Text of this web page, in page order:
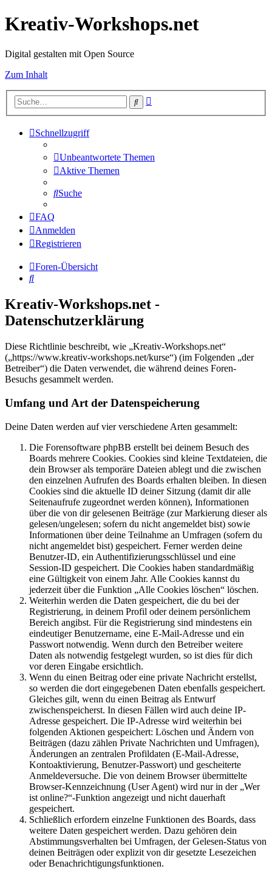
Kreativ-Workshops.net
Digital gestalten mit Open Source
Zum Inhalt
Suche
Schnellzugriff
Unbeantwortete Themen
Aktive Themen
Suche
FAQ
Anmelden
Registrieren
Foren-Übersicht
Suche
Kreativ-Workshops.net -
Datenschutzerklärung
Diese Richtlinie beschreibt, wie „Kreativ-Workshops.net“
(„https://www.kreativ-workshops.net/kurse“) (im Folgenden „der
Betreiber“) die Daten verwendet, die während deines Foren-
Besuchs gesammelt werden.
Umfang und Art der Datenspeicherung
Deine Daten werden auf vier verschiedene Arten gesammelt:
Die Forensoftware phpBB erstellt bei deinem Besuch des
Boards mehrere Cookies. Cookies sind kleine Textdateien, die
dein Browser als temporäre Dateien ablegt und die zwischen
den einzelnen Aufrufen des Boards erhalten bleiben. In diesen
Cookies sind die aktuelle ID deiner Sitzung (damit dir alle
Seitenaufrufe zugeordnet werden können), Informationen
über die von dir gelesenen Beiträge (zur Markierung dieser als
gelesen/ungelesen; sofern du nicht angemeldet bist) sowie
Informationen über deine Teilnahme an Umfragen (sofern du
nicht angemeldet bist) gespeichert. Ferner werden deine
Benutzer-ID, ein Authentifizierungsschlüssel und eine
Session-ID gespeichert. Die Cookies haben standardmäßig
eine Gültigkeit von einem Jahr. Alle Cookies kannst du
jederzeit über die Funktion „Alle Cookies löschen“ löschen.
Weiterhin werden die Daten gespeichert, die du bei der
Registrierung, in deinem Profil oder deinem persönlichem
Bereich angibst. Für die Registrierung sind mindestens ein
eindeutiger Benutzername, eine E-Mail-Adresse und ein
Passwort notwendig. Wenn durch den Betreiber weitere
Daten als notwendig festgelegt wurden, so ist dies für dich
vor deren Eingabe ersichtlich.
Wenn du einen Beitrag oder eine private Nachricht erstellst,
so werden die dort eingegebenen Daten ebenfalls gespeichert.
Gleiches gilt, wenn du einen Beitrag als Entwurf
zwischenspeicherst. In diesen Fällen wird auch deine IP-
Adresse gespeichert. Die IP-Adresse wird weiterhin bei
folgenden Aktionen gespeichert: Löschen und Ändern von
Beiträgen (dazu zählen Private Nachrichten und Umfragen),
Änderungen an zentralen Profildaten (E-Mail-Adresse,
Kontoaktivierung, Benutzer-Passwort) und gescheiterte
Anmeldeversuche. Die von deinem Browser übermittelte
Browser-Kennzeichnung (User Agent) wird nur in der „Wer
ist online?“-Funktion angezeigt und nicht dauerhaft
gespeichert.
Schließlich erfordern einzelne Funktionen des Boards, dass
weitere Daten gespeichert werden. Dazu gehören dein
Abstimmungsverhalten bei Umfragen, der Gelesen-Status von
deinen Beiträgen oder explizit von dir gesetzte Lesezeichen
oder Benachrichtigungsfunktionen.